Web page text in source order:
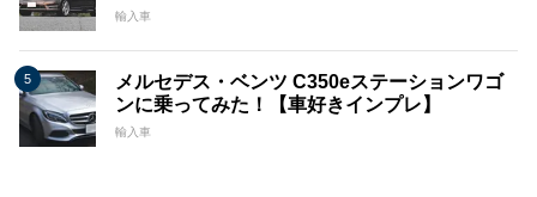
輸入車
メルセデス・ベンツ C350eステーションワゴ
ンに乗ってみた！【車好きインプレ】
輸入車